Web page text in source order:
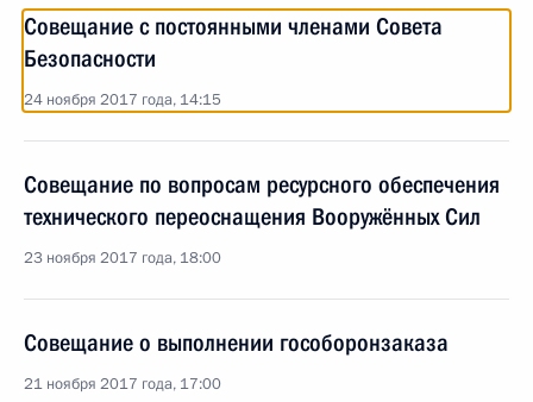
Совещание с постоянными членами Совета
Безопасности
24 ноября 2017 года, 14:15
Совещание по вопросам ресурсного обеспече­ния
технического переос­нащения Вооружённых Сил
23 ноября 2017 года, 18:00
Совещание о выполнении гособоронзаказа
21 ноября 2017 года, 17:00